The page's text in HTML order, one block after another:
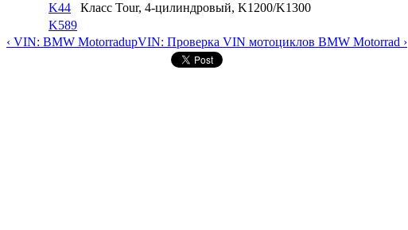
K44
Класс Tour, 4-цилиндровый, K1200/K1300
K589
‹ VIN: BMW MotorradupVIN: Проверка VIN мотоциклов BMW Motorrad ›